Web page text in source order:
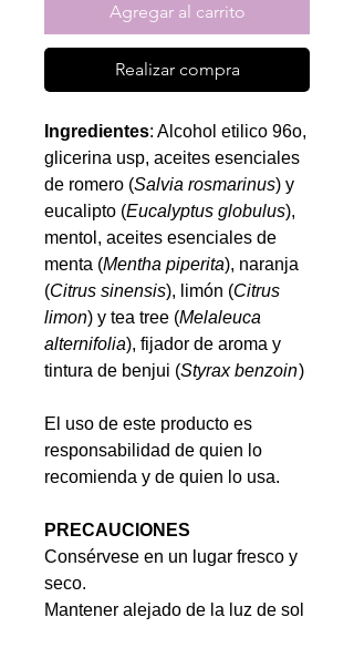
Agregar al carrito
Realizar compra
Ingredientes: Alcohol etilico 96o,
glicerina usp, aceites esenciales
de romero (Salvia rosmarinus) y
eucalipto (Eucalyptus globulus),
mentol, aceites esenciales de
menta (Mentha piperita), naranja
(Citrus sinensis), limón (Citrus
limon) y tea tree (Melaleuca
alternifolia), fijador de aroma y
tintura de benjui (Styrax benzoin)
El uso de este producto es
responsabilidad de quien lo
recomienda y de quien lo usa.
PRECAUCIONES
Consérvese en un lugar fresco y
seco.
Mantener alejado de la luz de sol